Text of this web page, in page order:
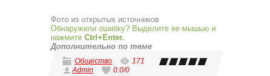
Фото из открытых источников
Обнаружили ошибку? Выделите ее мышью и
нажмите Ctrl+Enter.
Дополнительно по теме
Общество
171
Admin
0.0/0